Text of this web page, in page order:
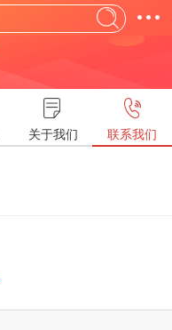
关于我们 联系我们